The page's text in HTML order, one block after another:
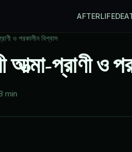
AFTERLIFE
ও পরকালীন বিশ্বাস
আত্মা-প্রাণী ও
min